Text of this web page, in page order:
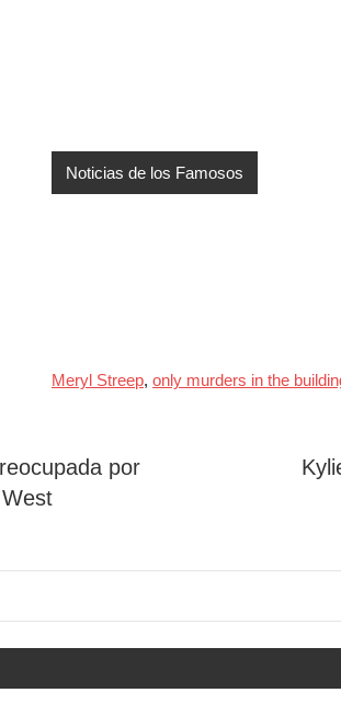
Noticias de los Famosos
Meryl Streep, only murders in the
por